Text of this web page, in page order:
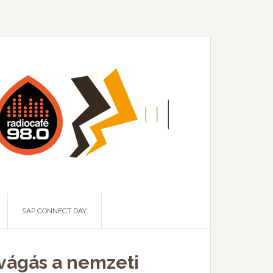
SAP CONNECT DAY
a nemzeti